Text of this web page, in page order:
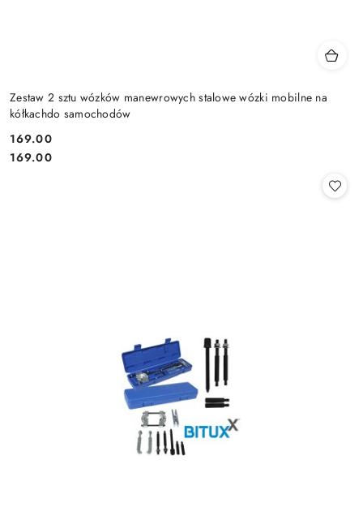
Zestaw 2 sztu wózków manewrowych stalowe wózki mobilne na
kółkachdo samochodów
Cena:
169.00
Cena:
169.00